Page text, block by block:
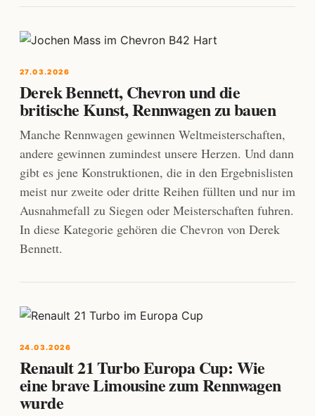
27.03.2026
Derek Bennett, Chevron und die
britische Kunst, Rennwagen zu bauen
Manche Rennwagen gewinnen Weltmeisterschaften,
andere gewinnen zumindest unsere Herzen. Und dann
gibt es jene Konstruktionen, die in den Ergebnislisten
meist nur zweite oder dritte Reihen füllten und nur im
Ausnahmefall zu Siegen oder Meisterschaften fuhren.
In diese Kategorie gehören die Chevron von Derek
Bennett.
24.03.2026
Renault 21 Turbo Europa Cup: Wie
eine brave Limousine zum Rennwagen
wurde